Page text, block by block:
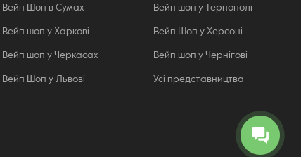
Вейп Шоп в Сумах Вейп шоп у Тернополі
Вейп шоп у Харкові Вейп Шоп у Херсоні
Вейп шоп у Черкасах Вейп шоп у Чернігові
Вейп Шоп у Львові Усі представництва